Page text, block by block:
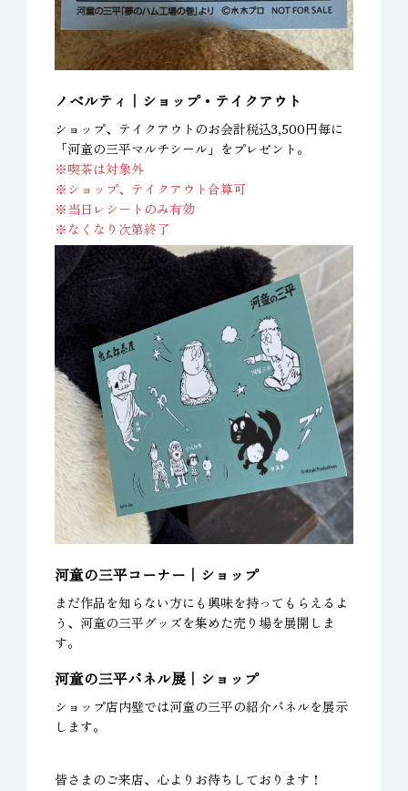
ノベルティ｜ショップ・テイクアウト
ショップ、テイクアウトのお会計税込3,500円毎に
「河童の三平マルチシール」をプレゼント。
※喫茶は対象外
※ショップ、テイクアウト合算可
※当日レシートのみ有効
※なくなり次第終了
河童の三平コーナー｜ショップ
まだ作品を知らない方にも興味を持ってもらえるよ
う、河童の三平グッズを集めた売り場を展開しま
す。
河童の三平パネル展｜ショップ
ショップ店内壁では河童の三平の紹介パネルを展示
します。
皆さまのご来店、心よりお待ちしております！